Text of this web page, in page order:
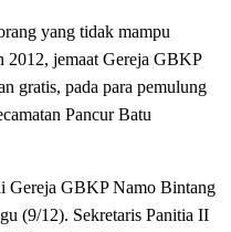
yang tidak mampu
2012, jemaat Gereja GBKP
gratis, pada para pemulung
Pancur Batu
Gereja GBKP Namo Bintang
(9/12). Sekretaris Panitia II